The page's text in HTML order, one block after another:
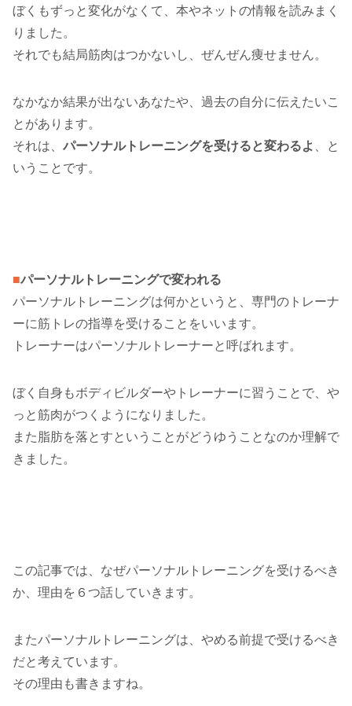
ぼくもずっと変化がなくて、本やネットの情報を読みまく
りました。
それでも結局筋肉はつかないし、ぜんぜん痩せません。
なかなか結果が出ないあなたや、過去の自分に伝えたいこ
とがあります。
それは、 パーソナルトレーニングを受けると変わるよ
、と
いうことです。
■パーソナルトレーニングで変われる
パーソナルトレーニングは何かというと、専門のトレーナ
ーに筋トレの指導を受けることをいいます。
トレーナーはパーソナルトレーナーと呼ばれます。
ぼく自身もボディビルダーやトレーナーに習うことで、や
っと筋肉がつくようになりました。
また脂肪を落とすということがどうゆうことなのか理解で
きました。
この記事では、なぜパーソナルトレーニングを受けるべき
か、理由を６つ話していきます。
またパーソナルトレーニングは、やめる前提で受けるべき
だと考えています。
その理由も書きますね。